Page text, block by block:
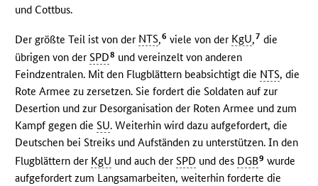
und Cottbus.
Der größte Teil ist von der NTS,6 viele von der KgU,7 die
übrigen von derSPD8 und vereinzelt von anderen
Feindzentralen. Mit den Flugblättern beabsichtigt die NTS, die
Rote Armee zu zersetzen. Sie fordert die Soldaten auf zur
Desertion und zur Desorganisation der Roten Armee und zum
Kampf gegen dieSU. Weiterhin wird dazu aufgefordert, die
Deutschen bei Streiks und Aufständen zu unterstützen. In den
Flugblättern der KgU und auch derSPD und des DGB9 wurde
aufgefordert zum Langsamarbeiten, weiterhin forderte die